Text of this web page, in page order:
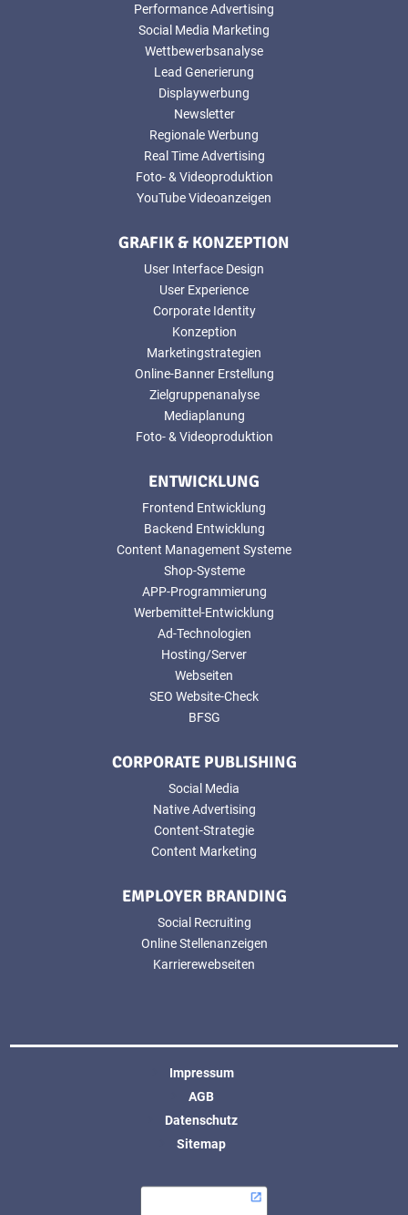
Performance Advertising
Social Media Marketing
Wettbewerbsanalyse
Lead Generierung
Displaywerbung
Newsletter
Regionale Werbung
Real Time Advertising
Foto- & Videoproduktion
YouTube Videoanzeigen
GRAFIK & KONZEPTION
User Interface Design
User Experience
Corporate Identity
Konzeption
Marketingstrategien
Online-Banner Erstellung
Zielgruppenanalyse
Mediaplanung
Foto- & Videoproduktion
ENTWICKLUNG
Frontend Entwicklung
Backend Entwicklung
Content Management Systeme
Shop-Systeme
APP-Programmierung
Werbemittel-Entwicklung
Ad-Technologien
Hosting/Server
Webseiten
SEO Website-Check
BFSG
CORPORATE PUBLISHING
Social Media
Native Advertising
Content-Strategie
Content Marketing
EMPLOYER BRANDING
Social Recruiting
Online Stellenanzeigen
Karrierewebseiten
Impressum
AGB
Datenschutz
Sitemap